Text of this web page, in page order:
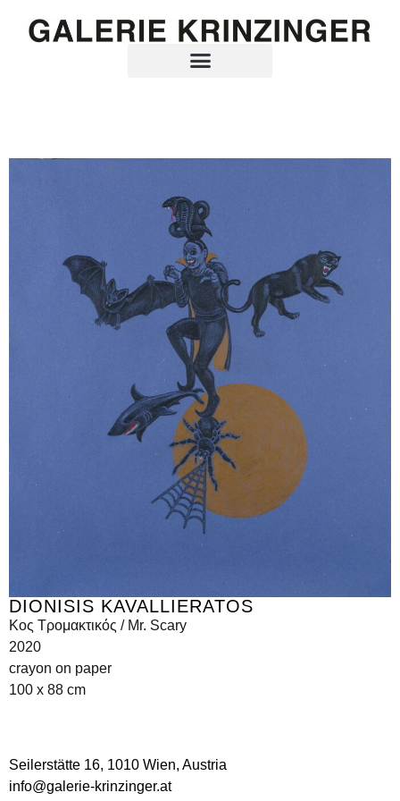
DIONISIS KAVALLIERATOS
Kος Τρομακτικός / Mr. Scary
2020
crayon on paper
100 x 88 cm
Seilerstätte 16, 1010 Wien, Austria
info@galerie-krinzinger.at